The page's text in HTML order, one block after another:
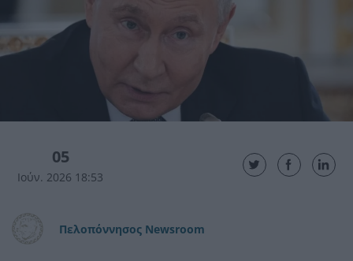
05
Ιούν. 2026 18:53
Πελοπόννησος Newsroom